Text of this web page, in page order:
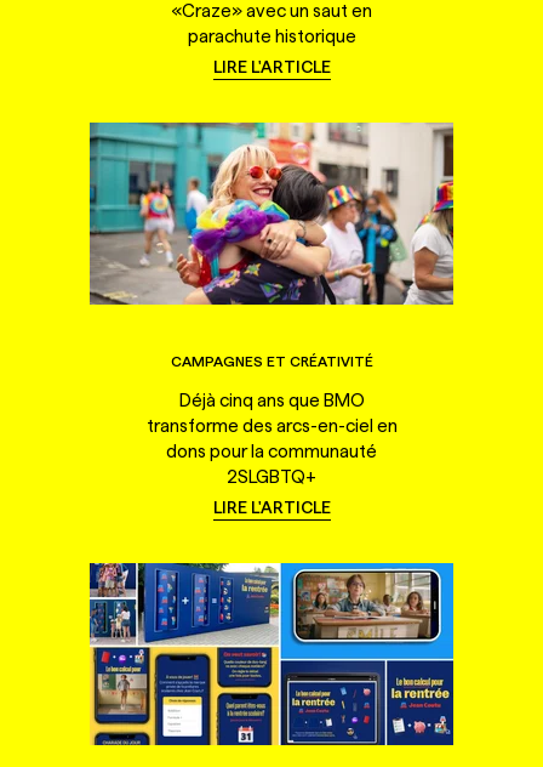
«Craze» avec un saut en
parachute historique
LIRE L'ARTICLE
CAMPAGNES ET CRÉATIVITÉ
Déjà cinq ans que BMO
transforme des arcs-en-ciel en
dons pour la communauté
2SLGBTQ+
LIRE L'ARTICLE